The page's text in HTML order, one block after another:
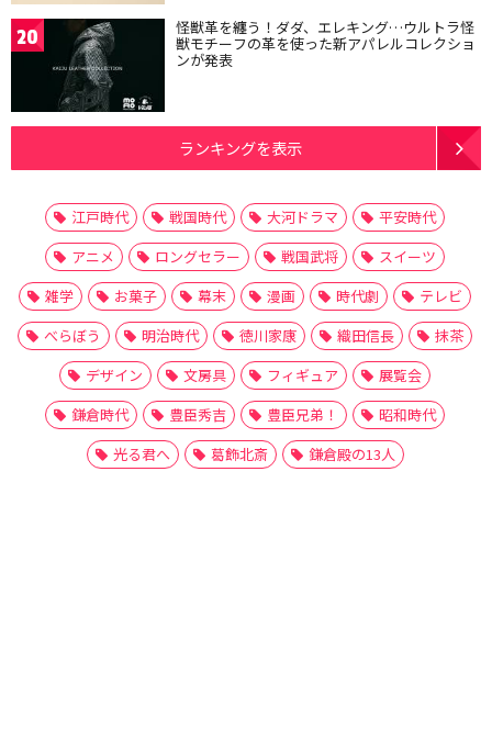
20 怪獣革を纏う！ダダ、エレキング…ウルトラ怪
獣モチーフの革を使った新アパレルコレクショ
ンが発表
ランキングを表示
江戸時代 戦国時代 大河ドラマ
平安時代
アニメ
ロングセラー 戦国武将
スイーツ
雑学
お菓子 幕末 漫画 時代劇
テレビ
べらぼう
明治時代 徳川家康 織田信長
抹茶
デザイン
文房具 フィギュア
展覧会
鎌倉時代
豊臣秀吉 豊臣兄弟！
昭和時代
光る君へ
葛飾北斎 鎌倉殿の13人